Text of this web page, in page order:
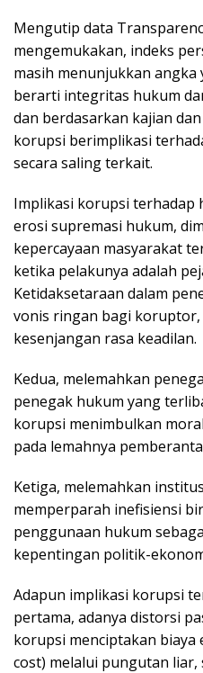
Mengutip data
mengemukakan, indeks
masih menunjukkan
berarti integritas hukum
dan berdasarkan kajian
korupsi berimplikasi
secara saling terkait.
Implikasi korupsi terhadap
erosi supremasi hukum,
kepercayaan masyarakat
ketika pelakunya adalah
Ketidaksetaraan dalam
vonis ringan bagi
kesenjangan rasa keadilan.
Kedua, melemahkan
penegak hukum yang
korupsi menimbulkan
pada lemahnya
Ketiga, melemahkan
memperparah inefisiensi
penggunaan hukum
kepentingan politik-
Adapun implikasi korupsi
pertama, adanya distorsi
korupsi menciptakan
cost) melalui pungutan